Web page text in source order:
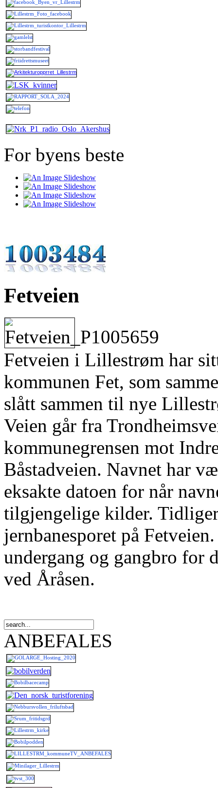
For byens beste
Fetveien
Fetveien i Lillestrøm har
kommunen Fet, som
slått sammen til nye
Veien går fra
kommunegrensen mot
Båstadveien. Navnet har
eksakte datoen for når
tilgjengelige kilder.
jernbanesporet på
undergang og gangbro for
ved Åråsen.
ANBEFALES